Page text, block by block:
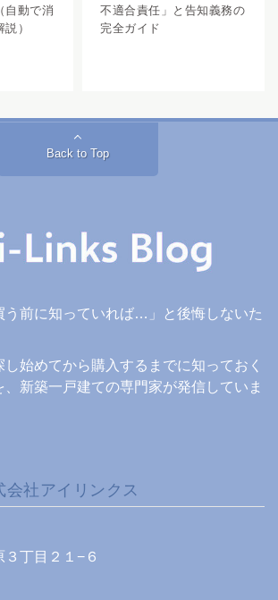
自動で消
）
不適合責任」と告知義務の
完全ガイド
Back to Top
う前に知っていれば…」と後悔しないた
始めてから購入するまでに知っておく
新築一戸建ての専門家が発信していま
会社アイリンクス
丁目２１−６